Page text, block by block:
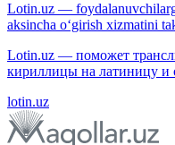
Lotin.uz —
aksincha o‘girish xizmatini
Lotin.uz — поможет
кириллицы на латиницу и
lotin.uz